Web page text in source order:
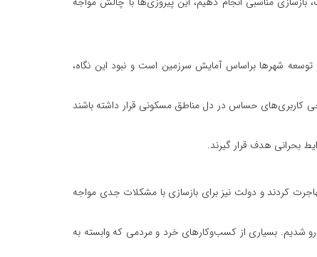
شهرها براساس آمایش سرزمین است و نبود این نگاه،
کاربری‌های حساس در دل مناطق مسکونی قرار داشته باشند
بحرانی هدف قرار گیرند.
کردند و دولت نیز برای بازسازی با مشکلات جدی مواجه
شدیم. بسیاری از کسب‌وکارهای خرد و مردمی که وابسته به